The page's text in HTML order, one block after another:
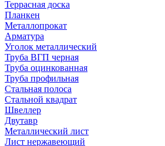
Террасная доска
Планкен
Металлопрокат
Арматура
Уголок металлический
Труба ВГП черная
Труба оцинкованная
Труба профильная
Стальная полоса
Стальной квадрат
Швеллер
Двутавр
Металлический лист
Лист нержавеющий